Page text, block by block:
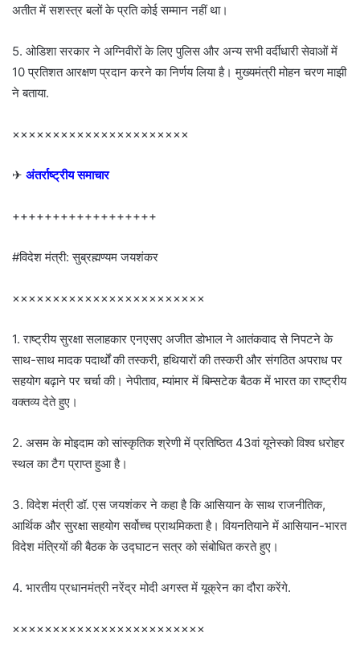
अतीत में सशस्त्र बलों के प्रति कोई सम्मान नहीं था।
5. ओडिशा सरकार ने अग्निवीरों के लिए पुलिस और अन्य सभी वर्दीधारी सेवाओं में
10 प्रतिशत आरक्षण प्रदान करने का निर्णय लिया है। मुख्यमंत्री मोहन चरण माझी
ने बताया.
××××××××××××××××××××××
✈ अंतर्राष्ट्रीय समाचार
++++++++++++++++++
#विदेश मंत्री: सुब्रह्मण्यम जयशंकर
××××××××××××××××××××××××
1. राष्ट्रीय सुरक्षा सलाहकार एनएसए अजीत डोभाल ने आतंकवाद से निपटने के
साथ-साथ मादक पदार्थों की तस्करी, हथियारों की तस्करी और संगठित अपराध पर
सहयोग बढ़ाने पर चर्चा की। नेपीताव, म्यांमार में बिम्सटेक बैठक में भारत का राष्ट्रीय
वक्तव्य देते हुए।
2. असम के मोइदाम को सांस्कृतिक श्रेणी में प्रतिष्ठित 43वां यूनेस्को विश्व धरोहर
स्थल का टैग प्राप्त हुआ है।
3. विदेश मंत्री डॉ. एस जयशंकर ने कहा है कि आसियान के साथ राजनीतिक,
आर्थिक और सुरक्षा सहयोग सर्वोच्च प्राथमिकता है। वियनतियाने में आसियान-भारत
विदेश मंत्रियों की बैठक के उद्घाटन सत्र को संबोधित करते हुए।
4. भारतीय प्रधानमंत्री नरेंद्र मोदी अगस्त में यूक्रेन का दौरा करेंगे.
××××××××××××××××××××××××